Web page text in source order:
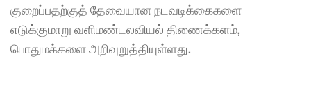
குறைப்பதற்குத் தேவையான நடவடிக்கைகளை
எடுக்குமாறு வளிமண்டலவியல் திணைக்களம்,
பொதுமக்களை அறிவுறுத்தியுள்ளது.